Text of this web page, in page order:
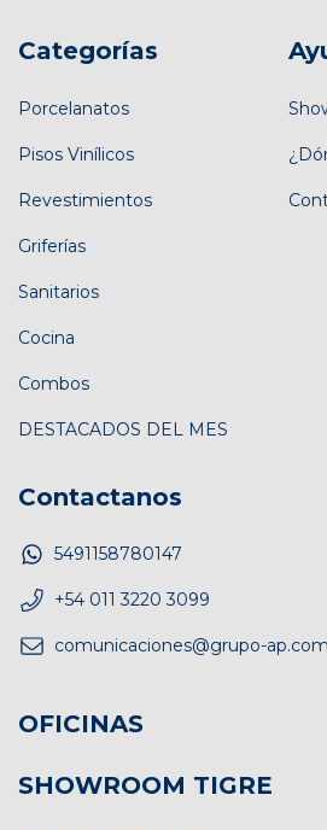
Categorías
Porcelanatos
Pisos Vinílicos
Revestimientos
Griferías
Sanitarios
Cocina
Combos
DESTACADOS DEL MES
Contactanos
5491158780147
+54 011 3220 3099
comunicaciones@grupo-
OFICINAS
SHOWROOM TIGRE